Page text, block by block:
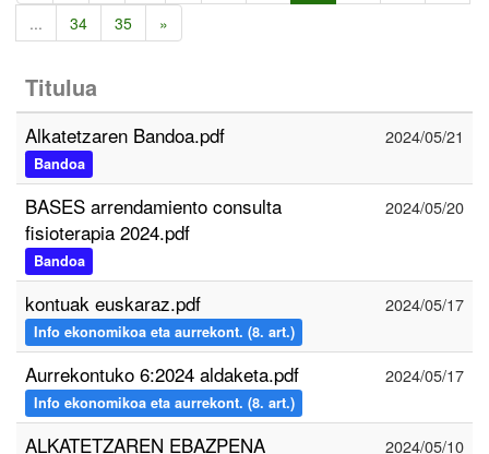
...
34 35 »
Titulua
Alkatetzaren Bandoa.pdf
Bandoa
2024/05/21
BASES arrendamiento consulta
fisioterapia 2024.pdf
Bandoa
2024/05/20
kontuak euskaraz.pdf
Info ekonomikoa eta aurrekont. (8. art.)
2024/05/17
Aurrekontuko 6:2024 aldaketa.pdf
Info ekonomikoa eta aurrekont. (8. art.)
2024/05/17
ALKATETZAREN EBAZPENA 2024/05/10